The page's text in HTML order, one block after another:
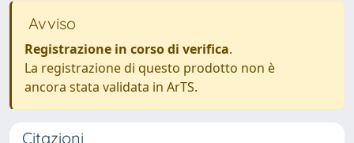
Avviso
Registrazione in corso di verifica.
La registrazione di questo prodotto non è
ancora stata validata in ArTS.
Citazioni